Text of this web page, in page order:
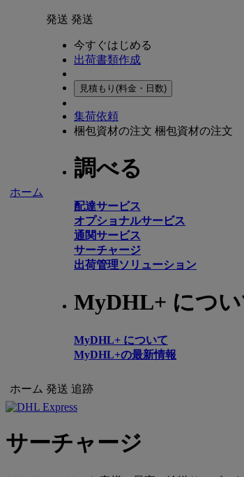
ホーム
発送 発送
今すぐはじめる
出荷書類作成
見積もり(料金・日数)
集荷依頼
梱包資材の注文 梱包資材の注文
調べる
配達サービス
オプショナルサービス
通関サービス
サーチャージ
出荷管理ソリューション
MyDHL+ につ
MyDHL+ について
MyDHL+の最新情報
ホーム 発送 追跡
サーチャージ